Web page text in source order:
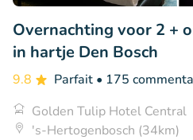
Overnachting voor 2 +
in hartje Den Bosch
9.8 Parfait • 175
Golden Tulip Hotel Central
's-Hertogenbosch (34km)